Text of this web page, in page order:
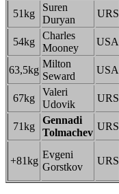
51kg
Suren
Duryan
URS
54kg
Charles
Mooney
USA
63,5kg
Milton
Seward
USA
67kg
Valeri
Udovik
URS
71kg
Gennadi
Tolmachev
URS
+81kg
Evgeni
Gorstkov
URS